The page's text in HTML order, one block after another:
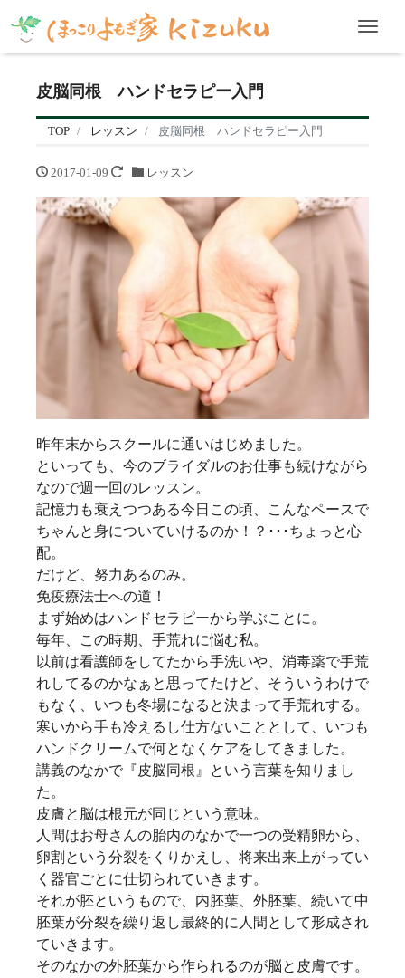
皮脳同根 ハンドセラピー入門
TOP レッスン 皮脳同根 ハンドセラピー入門
2017-01-09 レッスン
昨年末からスクールに通いはじめました。
といっても、今のブライダルのお仕事も続けながら
なので週一回のレッスン。
記憶力も衰えつつある今日この頃、こんなペースで
ちゃんと身についていけるのか！？･･･ちょっと心
配。
だけど、努力あるのみ。
免疫療法士への道！
まず始めはハンドセラピーから学ぶことに。
毎年、この時期、手荒れに悩む私。
以前は看護師をしてたから手洗いや、消毒薬で手荒
れしてるのかなぁと思ってたけど、そういうわけで
もなく、いつも冬場になると決まって手荒れする。
寒いから手も冷えるし仕方ないこととして、いつも
ハンドクリームで何となくケアをしてきました。
講義のなかで『皮脳同根』という言葉を知りまし
た。
皮膚と脳は根元が同じという意味。
人間はお母さんの胎内のなかで一つの受精卵から、
卵割という分裂をくりかえし、将来出来上がってい
く器官ごとに仕切られていきます。
それが胚というもので、内胚葉、外胚葉、続いて中
胚葉が分裂を繰り返し最終的に人間として形成され
ていきます。
そのなかの外胚葉から作られるのが脳と皮膚です。